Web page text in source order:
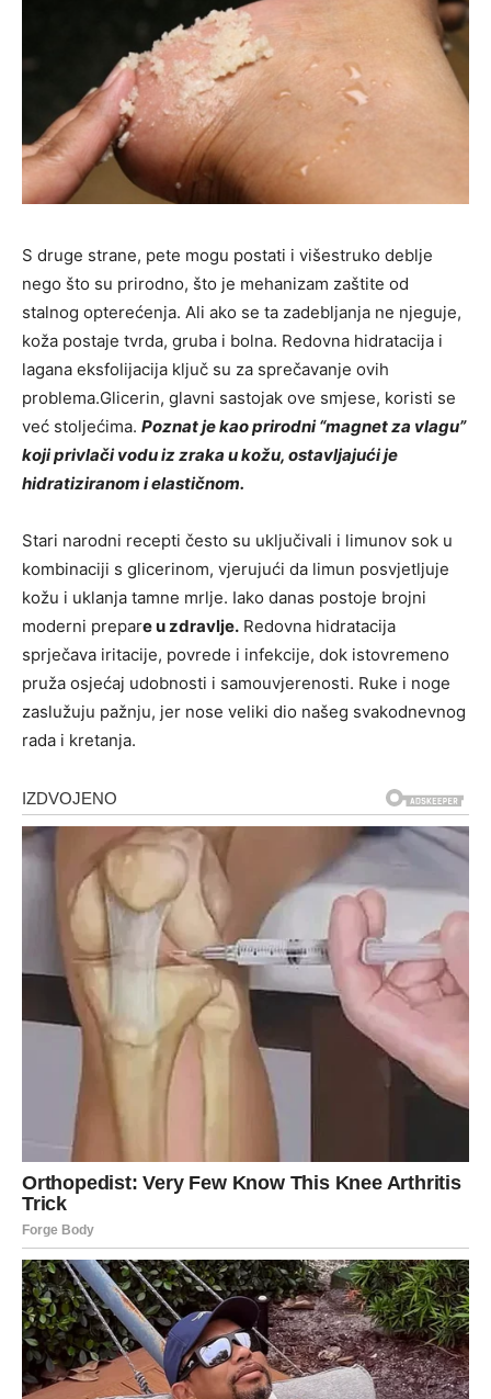
S druge strane, pete mogu postati i višestruko deblje
nego što su prirodno, što je mehanizam zaštite od
stalnog opterećenja. Ali ako se ta zadebljanja ne njeguje,
koža postaje tvrda, gruba i bolna. Redovna hidratacija i
lagana eksfolijacija ključ su za sprečavanje ovih
problema.Glicerin, glavni sastojak ove smjese, koristi se
već stoljećima. Poznat je kao prirodni “magnet za vlagu”
koji privlači vodu iz zraka u kožu, ostavljajući je
hidratiziranom i elastičnom.
Stari narodni recepti često su uključivali i limunov sok u
kombinaciji s glicerinom, vjerujući da limun posvjetljuje
kožu i uklanja tamne mrlje. Iako danas postoje brojni
moderni prepare u zdravlje. Redovna hidratacija
sprječava iritacije, povrede i infekcije, dok istovremeno
pruža osjećaj udobnosti i samouvjerenosti. Ruke i noge
zaslužuju pažnju, jer nose veliki dio našeg svakodnevnog
rada i kretanja.